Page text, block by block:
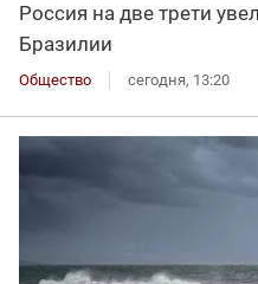
Россия на две трети
Бразилии
Общество сегодня, 13:20